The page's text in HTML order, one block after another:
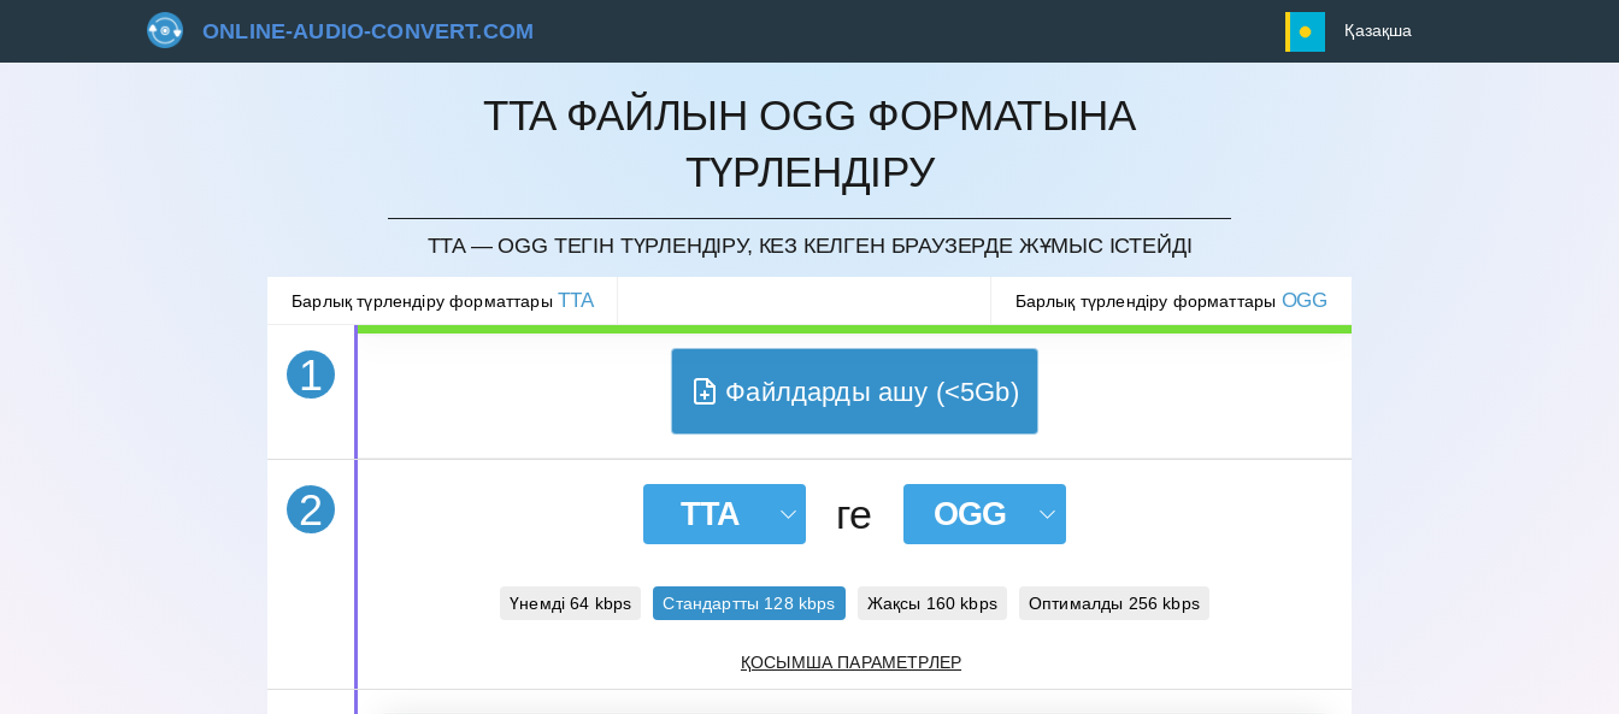
ONLINE-AUDIO-CONVERT.COM Қазақша
TTA ФАЙЛЫН OGG ФОРМАТЫНА
ТҮРЛЕНДІРУ
TTA — OGG ТЕГІН ТҮРЛЕНДІРУ, КЕЗ КЕЛГЕН БРАУЗЕРДЕ ЖҰМЫС ІСТЕЙДІ
Барлық түрлендіру форматтары TTA Барлық түрлендіру форматтары OGG
1
БОЛДЫРМАУ
Файлдарды ашу (<5Gb)
2 TTA ге OGG
Үнемді 64 kbps Стандартты 128 kbps Жақсы 160 kbps Оптималды 256 kbps
ҚОСЫМША ПАРАМЕТРЛЕР